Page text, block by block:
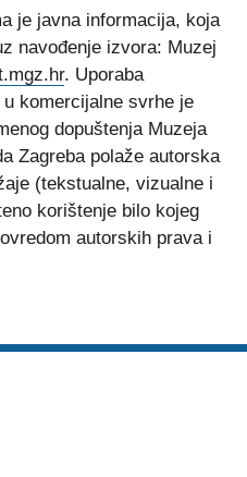
je javna informacija, koja
navođenje izvora: Muzej
. Uporaba
komercijalne svrhe je
dopuštenja Muzeja
Zagreba polaže autorska
(tekstualne, vizualne i
korištenje bilo kojeg
autorskih prava i